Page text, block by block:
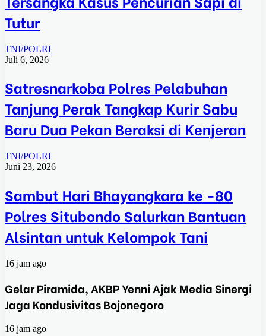
Tutur
TNI/POLRI
Juli 6, 2026
Satresnarkoba Polres Pelabuhan
Tanjung Perak Tangkap Kurir Sabu
Baru Dua Pekan Beraksi di Kenjeran
TNI/POLRI
Juni 23, 2026
Sambut Hari Bhayangkara ke -80
Polres Situbondo Salurkan Bantuan
Alsintan untuk Kelompok Tani
16 jam ago
Gelar Piramida, AKBP Yenni Ajak Media Sinergi
Jaga Kondusivitas Bojonegoro
16 jam ago